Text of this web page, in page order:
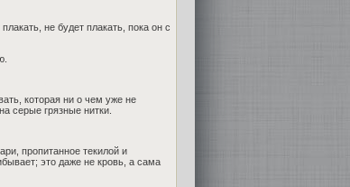
не будет плакать, пока он с
которая ни о чем уже не
серые грязные нитки.
пропитанное текилой и
это даже не кровь, а сама